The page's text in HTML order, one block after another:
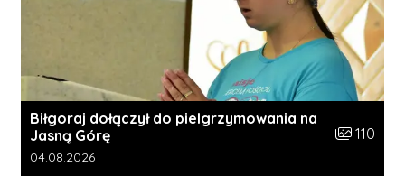
Biłgoraj dołączył do pielgrzymowania na
Jasną Górę
Liczba
110
Data dodania galerii:
04.08.2026